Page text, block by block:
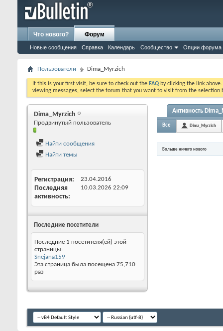
Что нового? Форум
Новые сообщения Справка Календарь Сообщество Опции форума
Пользователи Dima_Myrzich
If this is your first visit, be sure to check out the FAQ by clicking the link
viewing messages, select the forum that you want to visit from the selection
Dima_Myrzich
Продвинутый пользователь
Найти сообщения
Найти темы
Регистрация 23.04.2016
Последняя
активность
10.03.2026 22:09
Последние посетители
Последние 1 посетителя(ей) этой
страницы:
Snejana159
Эта страница была посещена 75,710
раз
Активность
Все Dima_Myrzich
Больше ничего нового